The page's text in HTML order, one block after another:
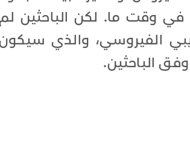
في وقت ما. لكن الباحثين
الفيروسي، والذي
الباحثين.